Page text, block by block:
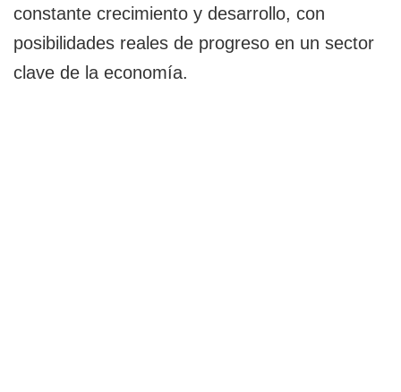
constante crecimiento y desarrollo, con
posibilidades reales de progreso en un sector
clave de la economía.